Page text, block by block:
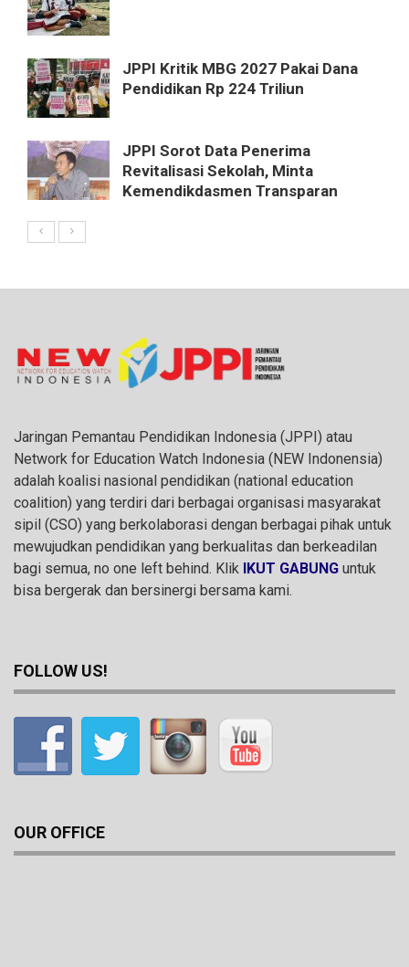
JPPI Kritik MBG 2027 Pakai Dana
Pendidikan Rp 224 Triliun
JPPI Sorot Data Penerima
Revitalisasi Sekolah, Minta
Kemendikdasmen Transparan
Jaringan Pemantau Pendidikan Indonesia (JPPI) atau
Network for Education Watch Indonesia (NEW Indonensia)
adalah koalisi nasional pendidikan (national education
coalition) yang terdiri dari berbagai organisasi masyarakat
sipil (CSO) yang berkolaborasi dengan berbagai pihak untuk
mewujudkan pendidikan yang berkualitas dan berkeadilan
bagi semua, no one left behind. Klik IKUT GABUNG untuk
bisa bergerak dan bersinergi bersama kami.
FOLLOW US!
OUR OFFICE